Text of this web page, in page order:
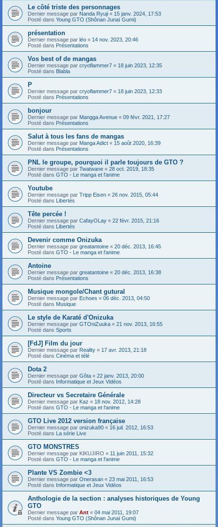
Le côté triste des personnages
Dernier message par Nanda Ryuji « 15 janv. 2024, 17:53
Posté dans Young GTO (Shônan Junaï Gumi)
présentation
Dernier message par léo « 14 nov. 2023, 20:46
Posté dans Présentations
Vos best of de mangas
Dernier message par cryoflammer7 « 18 juin 2023, 12:35
Posté dans Blabla
P
Dernier message par cryoflammer7 « 18 juin 2023, 12:33
Posté dans Présentations
bonjour
Dernier message par Mangga Avenue « 09 févr. 2021, 17:27
Posté dans Présentations
Salut à tous les fans de mangas
Dernier message par Manga Adict « 15 août 2020, 16:39
Posté dans Présentations
PNL le groupe, pourquoi il parle toujours de GTO ?
Dernier message par Twatwane « 28 oct. 2019, 18:35
Posté dans GTO - Le manga et l'anime
Youtube
Dernier message par Tripp Eisen « 26 nov. 2015, 05:44
Posté dans Libertés
Tête percée !
Dernier message par CafayOLay « 22 févr. 2015, 21:16
Posté dans Libertés
Devenir comme Onizuka
Dernier message par greatantoine « 20 déc. 2013, 16:45
Posté dans GTO - Le manga et l'anime
Antoine
Dernier message par greatantoine « 20 déc. 2013, 16:38
Posté dans Présentations
Musique mongole/Chant gutural
Dernier message par Echoes « 06 déc. 2013, 04:50
Posté dans Musique
Le style de Karaté d'Onizuka
Dernier message par GTOniZuuka « 21 nov. 2013, 16:55
Posté dans Sports
[FdJ] Film du jour
Dernier message par Reality « 17 avr. 2013, 21:18
Posté dans Cinéma et télé
Dota 2
Dernier message par Gôta « 22 janv. 2013, 20:00
Posté dans Informatique et Jeux Vidéos
Directeur vs Secretaire Générale
Dernier message par Kaz « 18 nov. 2012, 14:28
Posté dans GTO - Le manga et l'anime
GTO Live 2012 version française
Dernier message par onizuka90 « 16 juil. 2012, 16:53
Posté dans La série Live
GTO MONSTRES
Dernier message par KIKUJIRO « 11 juin 2011, 15:32
Posté dans GTO - Le manga et l'anime
Plante VS Zombie <3
Dernier message par Onerasan « 23 mai 2011, 16:53
Posté dans Informatique et Jeux Vidéos
Anthologie de la section : analyses historiques de Young
GTO
Dernier message par Ant « 04 mai 2011, 19:07
Posté dans Young GTO (Shônan Junaï Gumi)